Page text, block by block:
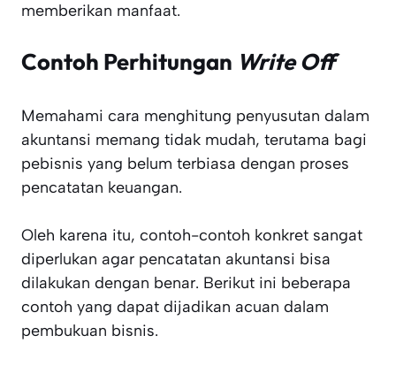
memberikan manfaat.
Contoh Perhitungan Write Off
Memahami cara menghitung penyusutan dalam
akuntansi memang tidak mudah, terutama bagi
pebisnis yang belum terbiasa dengan proses
pencatatan keuangan.
Oleh karena itu, contoh-contoh konkret sangat
diperlukan agar pencatatan akuntansi bisa
dilakukan dengan benar. Berikut ini beberapa
contoh yang dapat dijadikan acuan dalam
pembukuan bisnis.